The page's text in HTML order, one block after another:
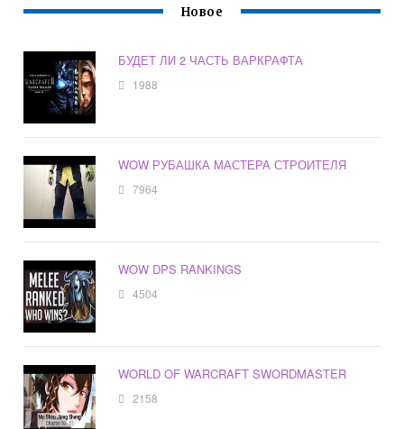
Новое
БУДЕТ ЛИ 2 ЧАСТЬ ВАРКРАФТА
1988
WOW РУБАШКА МАСТЕРА СТРОИТЕЛЯ
7964
WOW DPS RANKINGS
4504
WORLD OF WARCRAFT SWORDMASTER
2158